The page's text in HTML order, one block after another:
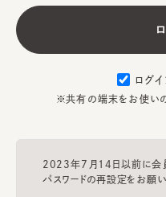
ログ
※共有の端末をお使い
2023年7月14日以前に会
パスワードの再設定をお願い